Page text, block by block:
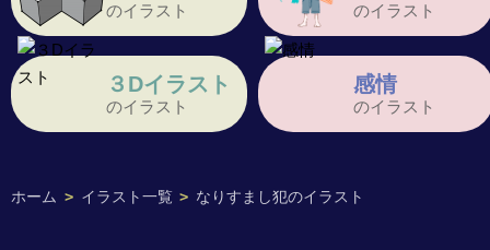
ホーム > イラスト一覧 > なりすまし犯のイラスト
のイラスト のイラスト
３Dイラスト
のイラスト
感情
のイラスト